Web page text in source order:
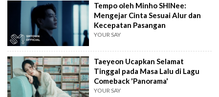
Tempo oleh Minho SHINee:
Mengejar Cinta Sesuai Alur dan
Kecepatan Pasangan
YOUR SAY
Taeyeon Ucapkan Selamat
Tinggal pada Masa Lalu di Lagu
Comeback 'Panorama'
YOUR SAY